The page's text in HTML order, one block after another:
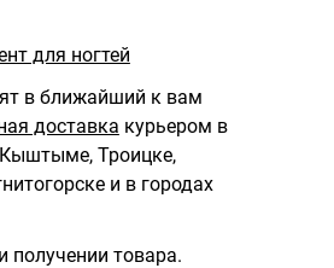
для ногтей
в ближайший к вам
доставка курьером в
Кыштыме, Троицке,
и в городах
получении товара.